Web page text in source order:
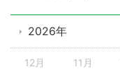
2026年
12月 11月